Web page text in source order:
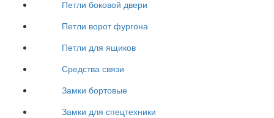
Петли боковой двери
Петли ворот фургона
Петли для ящиков
Средства связи
Замки бортовые
Замки для спецтехники